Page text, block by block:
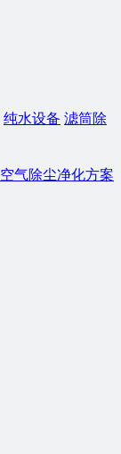
纯水设备 滤筒除
空气除尘净化方案